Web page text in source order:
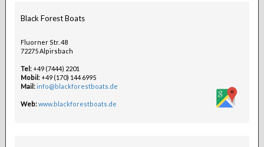
Black Forest Boats
Fluorner Str. 48
72275 Alpirsbach
Tel:+49 (7444) 2201
Mobil:+49 (170) 144 6995
Mail:info@blackforestboats.de
Web:www.blackforestboats.de